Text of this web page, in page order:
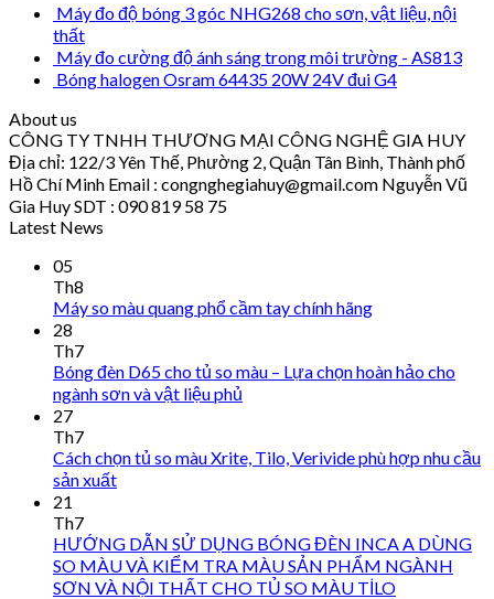
Máy đo độ bóng 3 góc NHG268 cho sơn, vật liệu, nội
thất
Máy đo cường độ ánh sáng trong môi trường - AS813
Bóng halogen Osram 64435 20W 24V đui G4
About us
CÔNG TY TNHH THƯƠNG MẠI CÔNG NGHỆ GIA HUY
Địa chỉ: 122/3 Yên Thế, Phường 2, Quận Tân Bình, Thành phố
Hồ Chí Minh Email : congnghegiahuy@gmail.com Nguyễn Vũ
Gia Huy SDT : 090 819 58 75
Latest News
05
Th8
Máy so màu quang phổ cầm tay chính hãng
28
Th7
Bóng đèn D65 cho tủ so màu – Lựa chọn hoàn hảo cho
ngành sơn và vật liệu phủ
27
Th7
Cách chọn tủ so màu Xrite, Tilo, Verivide phù hợp nhu cầu
sản xuất
21
Th7
HƯỚNG DẪN SỬ DỤNG BÓNG ĐÈN INCA A DÙNG
SO MÀU VÀ KIỂM TRA MÀU SẢN PHẨM NGÀNH
SƠN VÀ NỘI THẤT CHO TỦ SO MÀU TİLO